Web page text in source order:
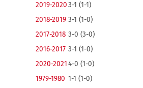
2019-20203-1 (1-1)
2018-2019 3-1 (1-0)
2017-2018 3-0 (3-0)
2016-2017 3-1 (1-0)
2020-20214-0 (1-0)
1979-1980 1-1 (1-0)